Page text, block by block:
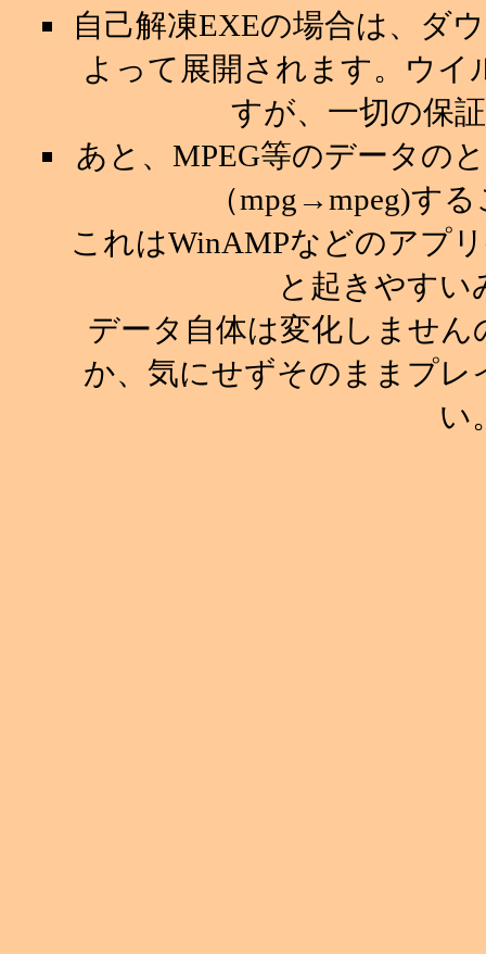
自己解凍EXEの場合は、ダ
よって展開されます。ウ
すが、一切の保
あと、MPEG等のデータの
（mpg→mpeg)す
これはWinAMPなどのアプ
と起きやすい
データ自体は変化しませ
か、気にせずそのままプ
い